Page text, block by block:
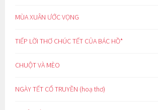
MÙA XUÂN ƯỚC VỌNG
TIẾP LỜI THƠ CHÚC TẾT CỦA BÁC HỒ*
CHUỘT VÀ MÈO
NGÀY TẾT CỔ TRUYỀN (hoạ thơ)